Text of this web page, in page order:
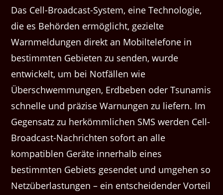
Das Cell-Broadcast-System, eine Technologie,
die es Behörden ermöglicht, gezielte
Warnmeldungen direkt an Mobiltelefone in
bestimmten Gebieten zu senden, wurde
entwickelt, um bei Notfällen wie
Überschwemmungen, Erdbeben oder Tsunamis
schnelle und präzise Warnungen zu liefern. Im
Gegensatz zu herkömmlichen SMS werden Cell-
Broadcast-Nachrichten sofort an alle
kompatiblen Geräte innerhalb eines
bestimmten Gebiets gesendet und umgehen so
Netzüberlastungen – ein entscheidender Vorteil